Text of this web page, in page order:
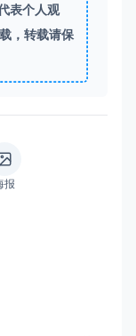
表个人观
，转载请保
报